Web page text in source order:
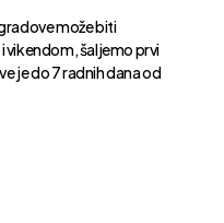
može biti
vikendom, šaljemo prvi
je do 7 radnih dana od